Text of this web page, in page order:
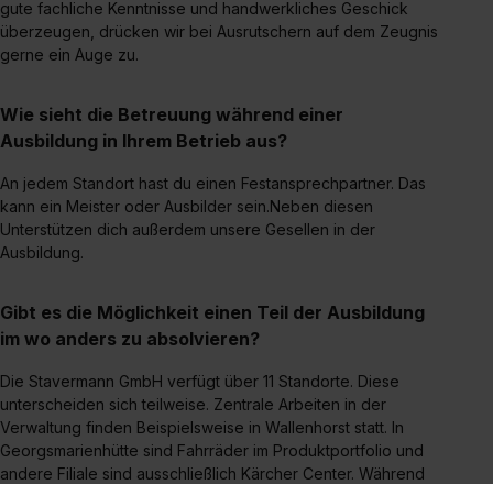
Dienste, ggfs. mit Sitz in den USA, übermittelt werden.
Eine Erlaubnis hierfür kannst du auch später noch im
Einzelfall bei dem jeweiligen Inhalt erteilen. Willst du nur
Auswahl über die Checkboxen und klick auf „Auswahl
erlauben“. Die Einwilligung zur Platzierung von Cookies
Media und Marketing“ umfasst hierbei die Einwilligung
zur Übermittlung deiner Daten in die USA (Art. 49 Abs. 1
S. 1 lit. a) DS-GVO). Die USA verfügen über kein
Wirkung für die Zukunft ganz oder teilweise über unsere
Datenschutzerklärung unter dem Punkt „Datenschutz-
Einstellungen“ widerrufen. Weitere Informationen zu den
einzelnen Cookies findest du durch Klick auf „Details
zeigen“. Weitere Informationen:Datenschutzerklärung
Impressum.
gute fachliche Kenntnisse und handwerkliches Geschick
überzeugen, drücken wir bei Ausrutschern auf dem Zeugnis
gerne ein Auge zu.
Wie sieht die Betreuung während einer
Ausbildung in Ihrem Betrieb aus?
An jedem Standort hast du einen Festansprechpartner. Das
kann ein Meister oder Ausbilder sein.Neben diesen
Unterstützen dich außerdem unsere Gesellen in der
Ausbildung.
Gibt es die Möglichkeit einen Teil der Ausbildung
im wo anders zu absolvieren?
Die Stavermann GmbH verfügt über 11 Standorte. Diese
unterscheiden sich teilweise. Zentrale Arbeiten in der
Verwaltung finden Beispielsweise in Wallenhorst statt. In
Georgsmarienhütte sind Fahrräder im Produktportfolio und
andere Filiale sind ausschließlich Kärcher Center. Während